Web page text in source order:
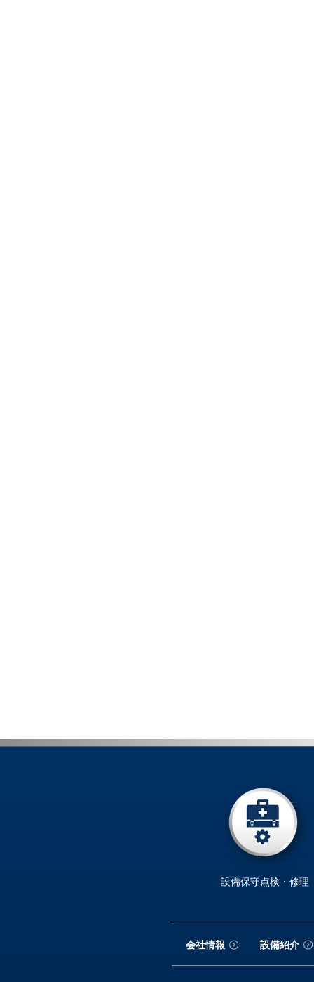
設備保守点検・修理
会社情報 設備紹介